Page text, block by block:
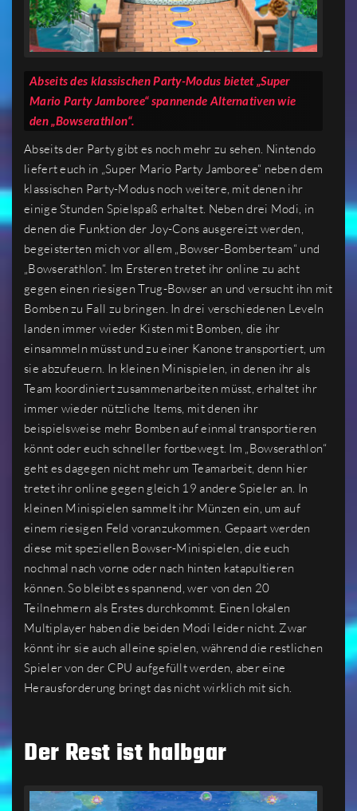
Abseits des klassischen Party-Modus bietet „Super
Mario Party Jamboree“ spannende Alternativen wie
den „Bowserathlon“.
Abseits der Party gibt es noch mehr zu sehen. Nintendo
liefert euch in „Super Mario Party Jamboree“ neben dem
klassischen Party-Modus noch weitere, mit denen ihr
einige Stunden Spielspaß erhaltet. Neben drei Modi, in
denen die Funktion der Joy-Cons ausgereizt werden,
begeisterten mich vor allem „Bowser-Bomberteam“ und
„Bowserathlon“. Im Ersteren tretet ihr online zu acht
gegen einen riesigen Trug-Bowser an und versucht ihn mit
Bomben zu Fall zu bringen. In drei verschiedenen Leveln
landen immer wieder Kisten mit Bomben, die ihr
einsammeln müsst und zu einer Kanone transportiert, um
sie abzufeuern. In kleinen Minispielen, in denen ihr als
Team koordiniert zusammenarbeiten müsst, erhaltet ihr
immer wieder nützliche Items, mit denen ihr
beispielsweise mehr Bomben auf einmal transportieren
könnt oder euch schneller fortbewegt. Im „Bowserathlon“
geht es dagegen nicht mehr um Teamarbeit, denn hier
tretet ihr online gegen gleich 19 andere Spieler an. In
kleinen Minispielen sammelt ihr Münzen ein, um auf
einem riesigen Feld voranzukommen. Gepaart werden
diese mit speziellen Bowser-Minispielen, die euch
nochmal nach vorne oder nach hinten katapultieren
können. So bleibt es spannend, wer von den 20
Teilnehmern als Erstes durchkommt. Einen lokalen
Multiplayer haben die beiden Modi leider nicht. Zwar
könnt ihr sie auch alleine spielen, während die restlichen
Spieler von der CPU aufgefüllt werden, aber eine
Herausforderung bringt das nicht wirklich mit sich.
Der Rest ist halbgar